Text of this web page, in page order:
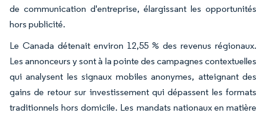
de communication d'entreprise, élargissant les opportunités
hors publicité.
Le Canada détenait environ 12,55 % des revenus régionaux.
Les annonceurs y sont à la pointe des campagnes contextuelles
qui analysent les signaux mobiles anonymes, atteignant des
gains de retour sur investissement qui dépassent les formats
traditionnels hors domicile. Les mandats nationaux en matière